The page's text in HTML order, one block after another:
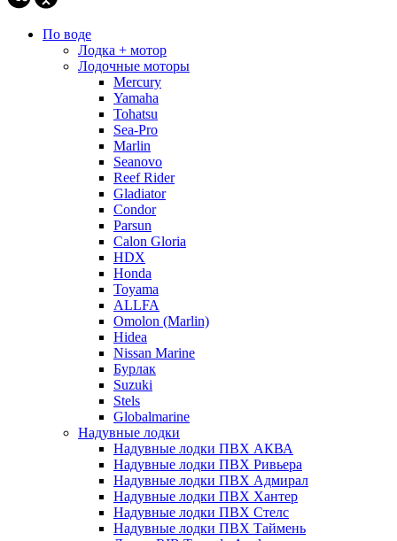
По воде
Лодка + мотор
Лодочные моторы
Mercury
Yamaha
Tohatsu
Sea-Pro
Marlin
Seanovo
Reef Rider
Gladiator
Condor
Parsun
Calon Gloria
HDX
Honda
Toyama
ALLFA
Omolon (Marlin)
Hidea
Nissan Marine
Бурлак
Suzuki
Stels
Globalmarine
Надувные лодки
Надувные лодки ПВХ АКВА
Надувные лодки ПВХ Ривьера
Надувные лодки ПВХ Адмирал
Надувные лодки ПВХ Хантер
Надувные лодки ПВХ Стелс
Надувные лодки ПВХ Таймень